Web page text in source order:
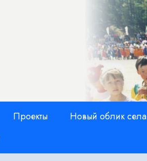
Проекты Новый облик села